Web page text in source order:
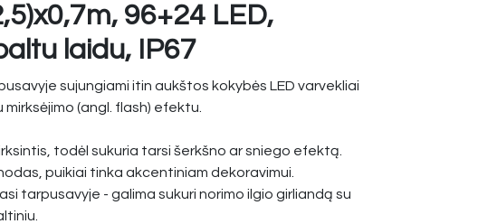
96+24 LED,
laidu, IP67
sujungiami itin aukštos kokybės LED varvekliai
mirksėjimo (angl. flash) efektu.
todėl sukuria tarsi šerkšno ar sniego efektą.
puikiai tinka akcentiniam dekoravimui.
tarpusavyje - galima sukuri norimo ilgio girliandą su